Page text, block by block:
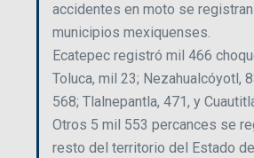
accidentes en moto se
municipios mexiquenses.
Ecatepec registró mil 466
Toluca, mil 23; Nezahualcóyotl,
568; Tlalnepantla, 471, y
Otros 5 mil 553 percances se
resto del territorio del Estado